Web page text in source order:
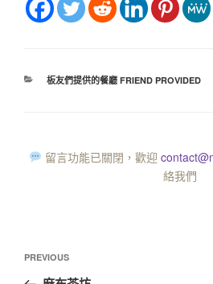
板友們提供的餐廳 FRIEND PROVIDED
留言功能已關閉，歡迎
絡我們
PREVIOUS